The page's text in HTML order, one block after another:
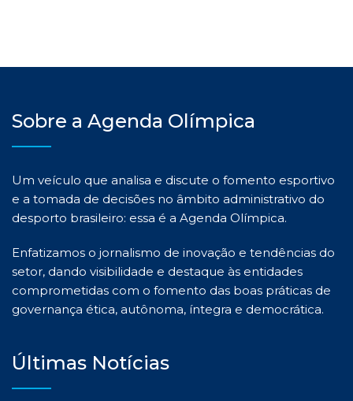
Sobre a Agenda Olímpica
Um veículo que analisa e discute o fomento esportivo
e a tomada de decisões no âmbito administrativo do
desporto brasileiro: essa é a Agenda Olímpica.
Enfatizamos o jornalismo de inovação e tendências do
setor, dando visibilidade e destaque às entidades
comprometidas com o fomento das boas práticas de
governança ética, autônoma, íntegra e democrática.
Últimas Notícias